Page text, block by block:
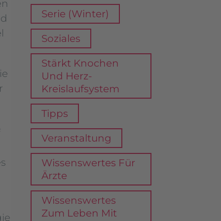
Serie (Winter)
Soziales
Stärkt Knochen
Und Herz-
Kreislaufsystem
Tipps
Veranstaltung
Wissenswertes Für
Ärzte
Wissenswertes
Zum Leben Mit